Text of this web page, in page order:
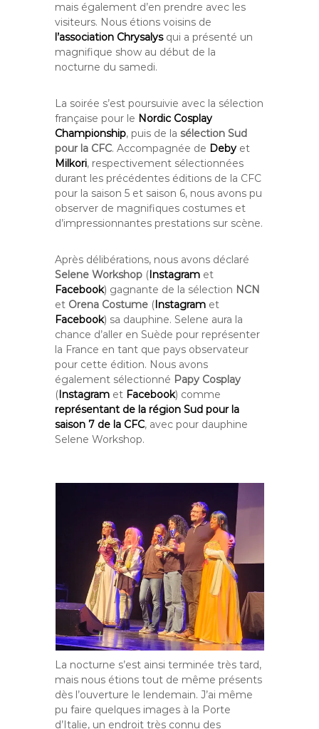
mais également d’en prendre avec les
visiteurs. Nous étions voisins de
l’association Chrysalysqui a présenté un
magnifique show au début de la
nocturne du samedi.
La soirée s’est poursuivie avec la sélection
française pour le Nordic Cosplay
Championship, puis de lasélection Sud
pour la CFC. Accompagnée de Deby et
Milkori, respectivement sélectionnées
durant les précédentes éditions de la CFC
pour la saison 5 et saison 6, nous avons pu
observer de magnifiques costumes et
d’impressionnantes prestations sur scène.
Après délibérations, nous avons déclaré
Selene Workshop (Instagram et
Facebook) gagnante de la sélection NCN
et Orena Costume (Instagram et
Facebook) sa dauphine. Selene aura la
chance d’aller en Suède pour représenter
la France en tant que pays observateur
pour cette édition. Nous avons
également sélectionné Papy Cosplay
(Instagram et Facebook) comme
représentant de la région Sud pour la
saison 7 de la CFC, avec pour dauphine
Selene Workshop.
La nocturne s’est ainsi terminée très tard,
mais nous étions tout de même présents
dès l’ouverture le lendemain. J’ai même
pu faire quelques images à la Porte
d’Italie, un endroit très connu des